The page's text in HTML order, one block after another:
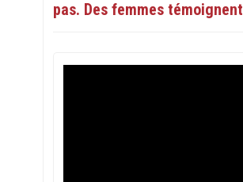
pas. Des femmes témoignent